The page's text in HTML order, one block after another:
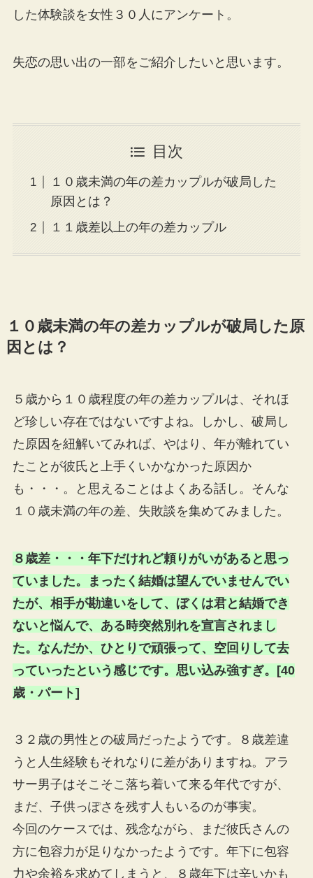
した体験談を女性３０人にアンケート。
失恋の思い出の一部をご紹介したいと思います。
目次
１０歳未満の年の差カップルが破局した
原因とは？
１１歳差以上の年の差カップル
１０歳未満の年の差カップルが破局した原
因とは？
５歳から１０歳程度の年の差カップルは、それほ
ど珍しい存在ではないですよね。しかし、破局し
た原因を紐解いてみれば、やはり、年が離れてい
たことが彼氏と上手くいかなかった原因か
も・・・。と思えることはよくある話し。そんな
１０歳未満の年の差、失敗談を集めてみました。
８歳差・・・ 年下だけれど頼りがいがあると思っ
ていました。まったく結婚は望んでいませんでい
たが、相手が勘違いをして、ぼくは君と結婚でき
ないと悩んで、ある時突然別れを宣言されまし
た。なんだか、ひとりで頑張って、空回りして去
っていったという感じです。思い込み強すぎ。[40
歳・パート]
３２歳の男性との破局だったようです。８歳差違
うと人生経験もそれなりに差がありますね。アラ
サー男子はそこそこ落ち着いて来る年代ですが、
まだ、子供っぽさを残す人もいるのが事実。
今回のケースでは、残念ながら、まだ彼氏さんの
方に包容力が足りなかったようです。年下に包容
力や余裕を求めてしまうと、８歳年下は辛いかも